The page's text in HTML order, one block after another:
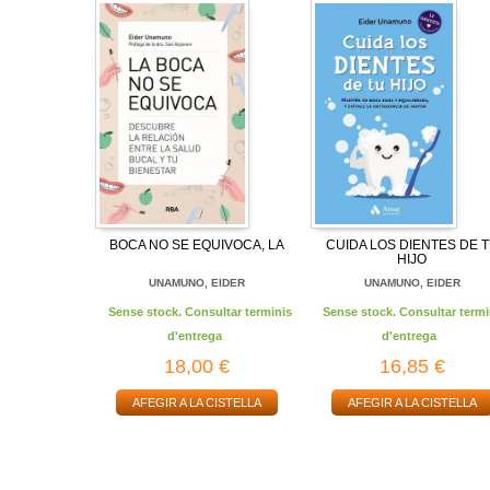
BOCA NO SE EQUIVOCA, LA
UNAMUNO, EIDER
Sense stock. Consultar terminis
d'entrega
18,00 €
AFEGIR A LA CISTELLA
CUIDA LOS DIENTES DE
HIJO
UNAMUNO, EIDER
Sense stock. Consultar
d'entrega
16,85 €
AFEGIR A LA CISTELLA